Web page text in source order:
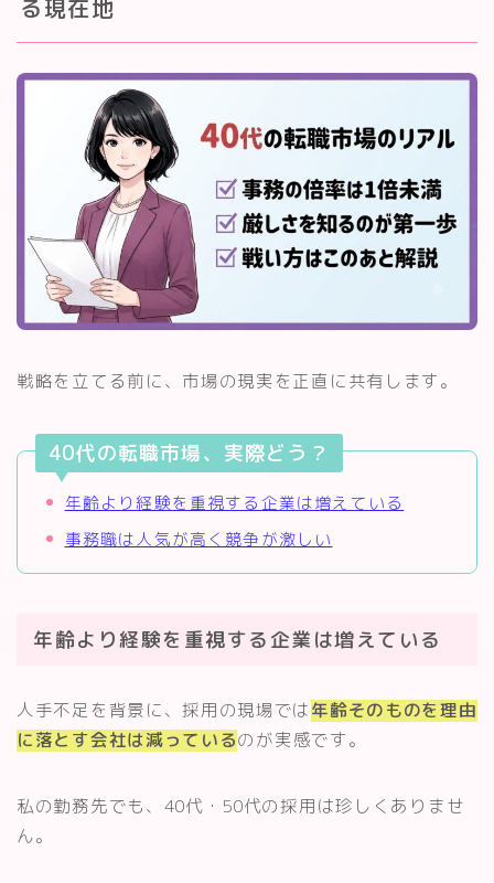
る現在地
戦略を立てる前に、市場の現実を正直に共有します。
40代の転職市場、実際どう？
年齢より経験を重視する企業は増えている
事務職は人気が高く競争が激しい
年齢より経験を重視する企業は増えている
人手不足を背景に、採用の現場では年齢そのものを理由
に落とす会社は減っているのが実感です。
私の勤務先でも、40代・50代の採用は珍しくありませ
ん。